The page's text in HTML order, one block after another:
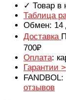
✓ Товар в
Таблица
Обмен: 14
Доставка
700₽
Оплата:
Гарантии >
отзывов